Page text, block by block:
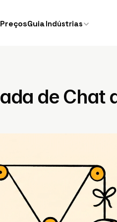
PreçosGuiaIndústrias
de Chat